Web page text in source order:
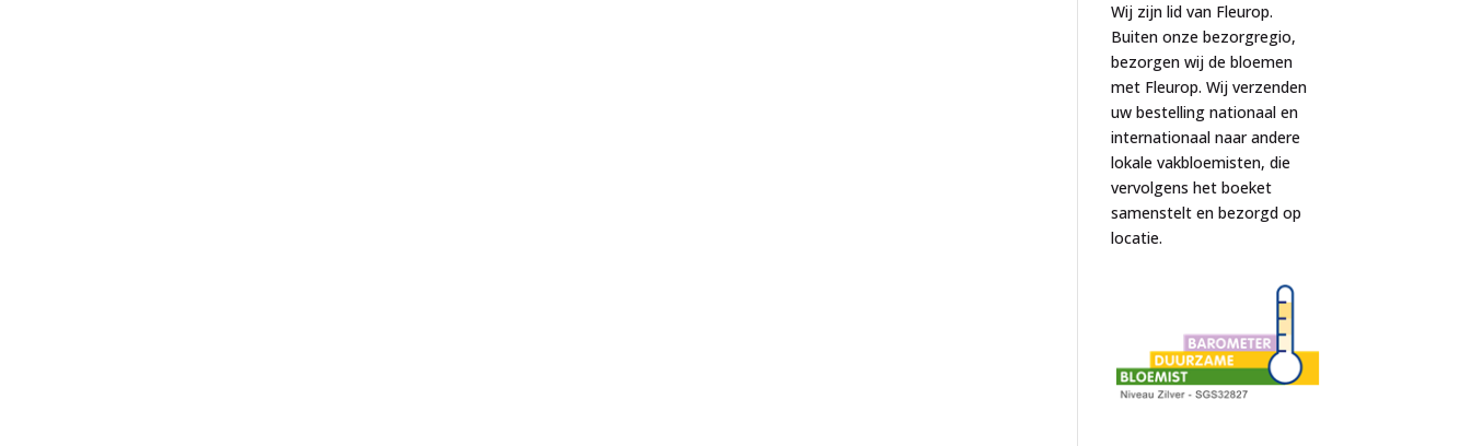
Wij zijn lid van Fleurop.
Buiten onze bezorgregio,
bezorgen wij de bloemen
met Fleurop. Wij verzenden
uw bestelling nationaal en
internationaal naar andere
lokale vakbloemisten, die
vervolgens het boeket
samenstelt en bezorgd op
locatie.